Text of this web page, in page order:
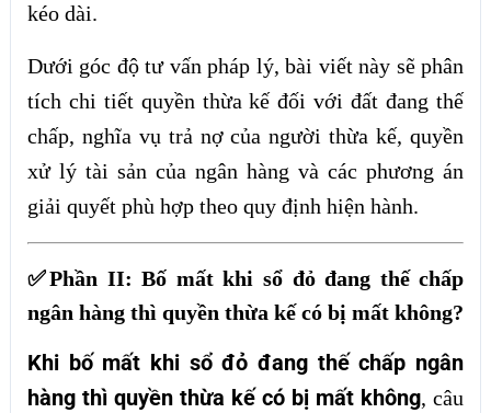
kéo dài.
Dưới góc độ tư vấn pháp lý, bài viết này sẽ phân
tích chi tiết quyền thừa kế đối với đất đang thế
chấp, nghĩa vụ trả nợ của người thừa kế, quyền
xử lý tài sản của ngân hàng và các phương án
giải quyết phù hợp theo quy định hiện hành.
✅Phần II: Bố mất khi sổ đỏ đang thế chấp
ngân hàng thì quyền thừa kế có bị mất không?
Khi bố mất khi sổ đỏ đang thế chấp ngân
hàng thì quyền thừa kế có bị mất không, câu